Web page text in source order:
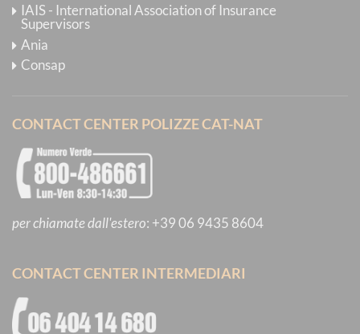
IAIS - International Association of Insurance
Supervisors
Ania
Consap
CONTACT CENTER POLIZZE CAT-NAT
per chiamate dall'estero: +39 06 9435 8604
CONTACT CENTER INTERMEDIARI